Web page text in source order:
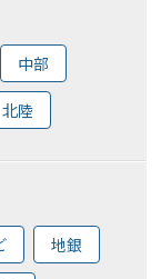
中部
北陸
地銀